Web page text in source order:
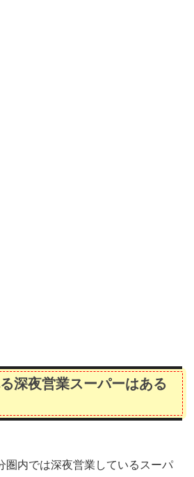
深夜営業スーパーはある
圏内では深夜営業しているスーパ